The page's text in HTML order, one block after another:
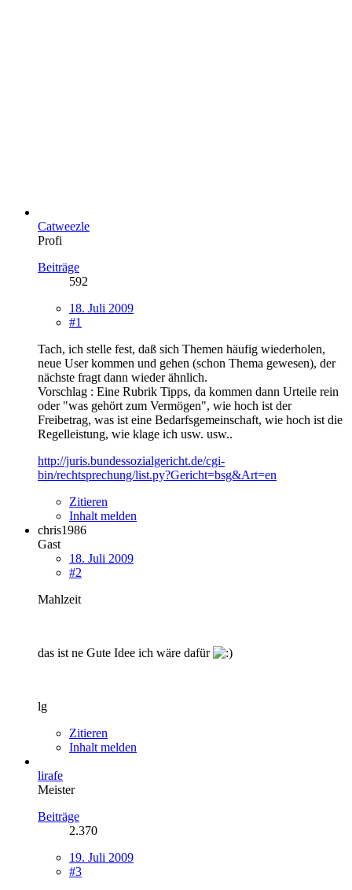
Catweezle
Profi
Beiträge
592
18. Juli 2009
#1
Tach, ich stelle fest, daß sich Themen häufig wiederholen,
neue User kommen und gehen (schon Thema gewesen), der
nächste fragt dann wieder ähnlich.
Vorschlag : Eine Rubrik Tipps, da kommen dann Urteile rein
oder "was gehört zum Vermögen", wie hoch ist der
Freibetrag, was ist eine Bedarfsgemeinschaft, wie hoch ist die
Regelleistung, wie klage ich usw. usw..
http://juris.bundessozialgericht.de/cgi-
bin/rechtsprechung/list.py?Gericht=bsg&Art=en
Zitieren
Inhalt melden
chris1986
Gast
18. Juli 2009
#2
Mahlzeit
das ist ne Gute Idee ich wäre dafür
lg
Zitieren
Inhalt melden
lirafe
Meister
Beiträge
2.370
19. Juli 2009
#3